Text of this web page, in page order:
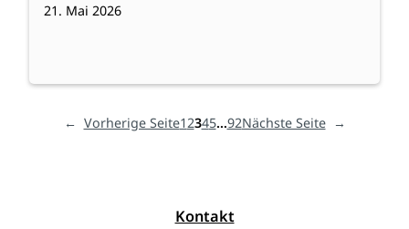
21. Mai 2026
← Vorherige Seite1 2345…92Nächste Seite →
Kontakt